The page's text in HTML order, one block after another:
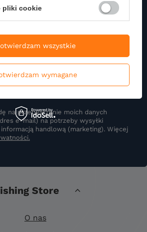
ofercie
e-mail
na przetwarzanie moich danych
e-mail) na potrzeby wysyłki
handlową (marketing). Więcej
Store
O nas
pliki cookie
wymagane
wszystkie